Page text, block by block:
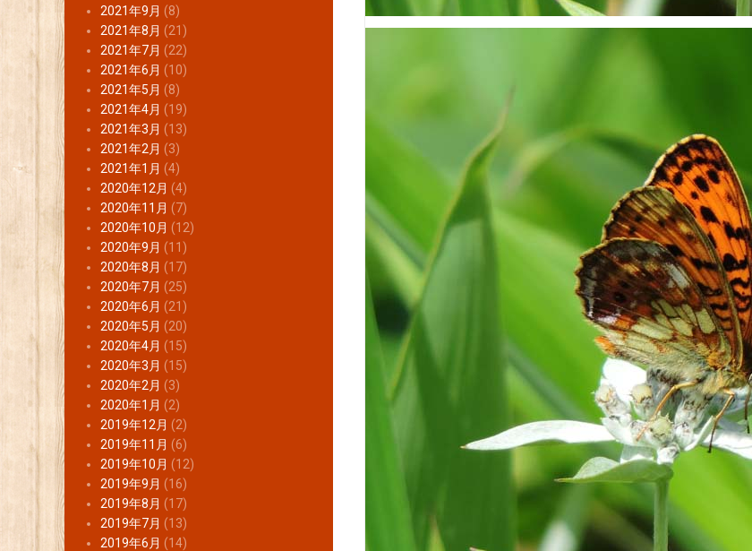
2021年9月 (8)
2021年8月 (21)
2021年7月 (22)
2021年6月 (10)
2021年5月 (8)
2021年4月 (19)
2021年3月 (13)
2021年2月 (3)
2021年1月 (4)
2020年12月 (4)
2020年11月 (7)
2020年10月 (12)
2020年9月 (11)
2020年8月 (17)
2020年7月 (25)
2020年6月 (21)
2020年5月 (20)
2020年4月 (15)
2020年3月 (15)
2020年2月 (3)
2020年1月 (2)
2019年12月 (2)
2019年11月 (6)
2019年10月 (12)
2019年9月 (16)
2019年8月 (17)
2019年7月 (13)
2019年6月 (14)